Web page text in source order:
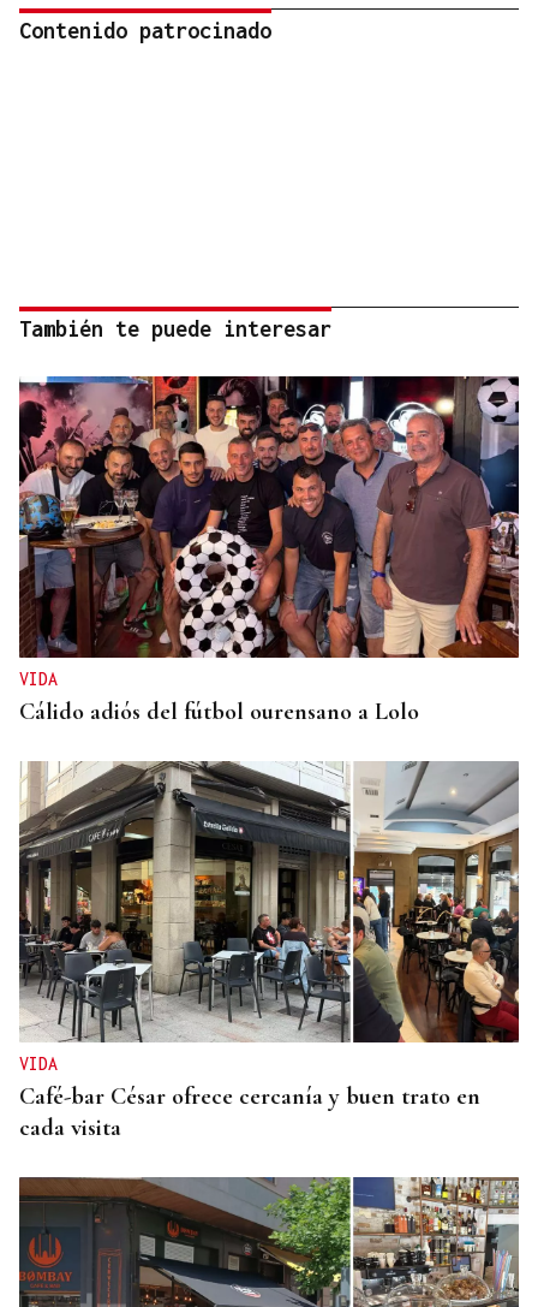
Contenido patrocinado
También te puede interesar
VIDA
Cálido adiós del fútbol ourensano a Lolo
VIDA
Café-bar César ofrece cercanía y buen trato en
cada visita